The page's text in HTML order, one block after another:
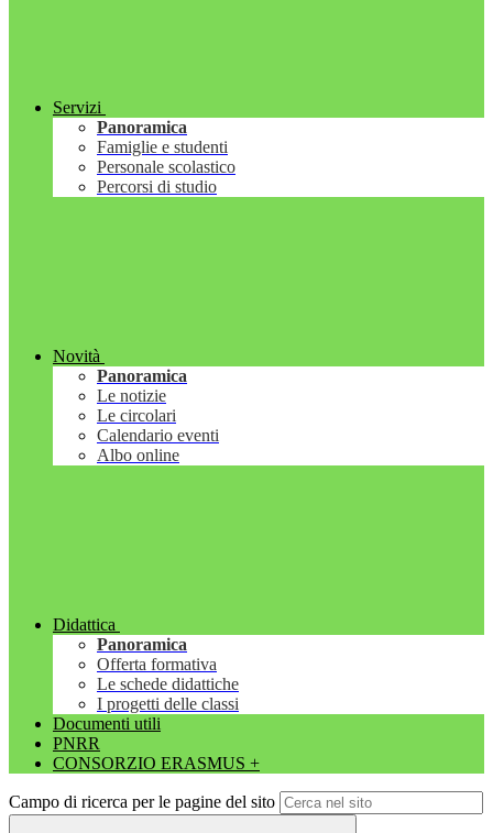
Servizi
Panoramica
Famiglie e studenti
Personale scolastico
Percorsi di studio
Novità
Panoramica
Le notizie
Le circolari
Calendario eventi
Albo online
Didattica
Panoramica
Offerta formativa
Le schede didattiche
I progetti delle classi
Documenti utili
PNRR
CONSORZIO ERASMUS +
Campo di ricerca per le pagine del sito